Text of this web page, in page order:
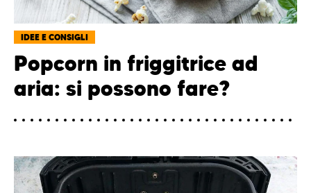
IDEE E CONSIGLI
Popcorn in friggitrice ad
aria: si possono fare?